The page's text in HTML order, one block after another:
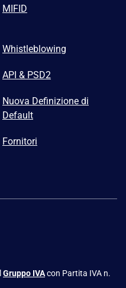
MIFID
Whistleblowing
API & PSD2
Nuova Definizione di
Default
Fornitori
Gruppo IVAcon Partita IVA n.